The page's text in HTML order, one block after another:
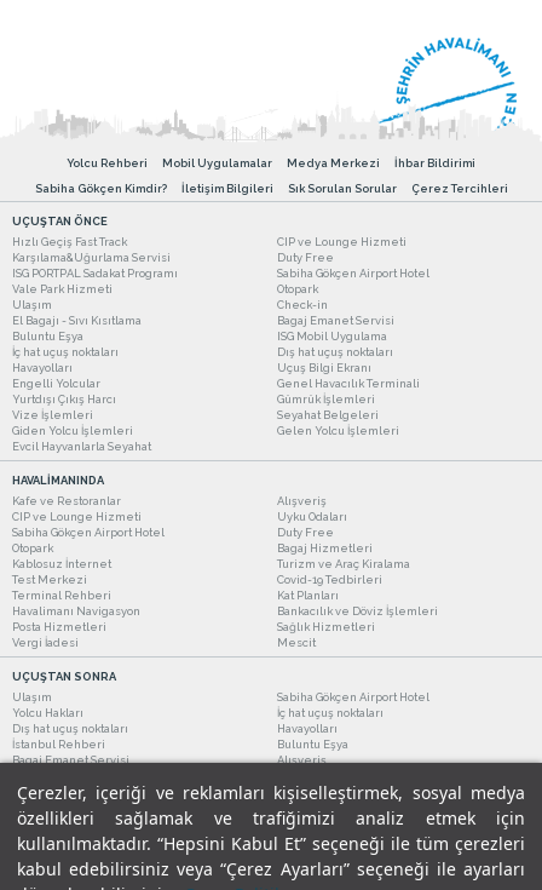
Çerezler, içeriği ve reklamları kişiselleştirmek, sosyal medya
özellikleri sağlamak ve trafiğimizi analiz etmek için
kullanılmaktadır. “Hepsini Kabul Et” seçeneği ile tüm çerezleri
kabul edebilirsiniz veya “Çerez Ayarları” seçeneği ile ayarları
Yolcu Rehberi Mobil Uygulamalar Medya Merkezi
İhbar Bildirimi
Sabiha Gökçen Kimdir?
İletişim Bilgileri Sık Sorulan Sorular Çerez Tercihleri
UÇUŞTAN ÖNCE
Hızlı Geçiş Fast Track
CIP ve Lounge Hizmeti
Karşılama&Uğurlama Servisi
Duty Free
ISG PORTPAL Sadakat Programı
Sabiha Gökçen Airport Hotel
Vale Park Hizmeti
Otopark
Ulaşım
Check-in
El Bagajı - Sıvı Kısıtlama
Bagaj Emanet Servisi
Buluntu Eşya
ISG Mobil Uygulama
İç hat uçuş noktaları
Dış hat uçuş noktaları
Havayolları
Uçuş Bilgi Ekranı
Engelli Yolcular
Genel Havacılık Terminali
Yurtdışı Çıkış Harcı
Gümrük İşlemleri
Vize İşlemleri
Seyahat Belgeleri
Giden Yolcu İşlemleri
Gelen Yolcu İşlemleri
Evcil Hayvanlarla Seyahat
HAVALİMANINDA
Kafe ve Restoranlar
Alışveriş
CIP ve Lounge Hizmeti
Uyku Odaları
Sabiha Gökçen Airport Hotel
Duty Free
Otopark
Bagaj Hizmetleri
Kablosuz İnternet
Turizm ve Araç Kiralama
Test Merkezi
Covid-19 Tedbirleri
Terminal Rehberi
Kat Planları
Havalimanı Navigasyon
Bankacılık ve Döviz İşlemleri
Posta Hizmetleri
Sağlık Hizmetleri
Vergi İadesi
Mescit
UÇUŞTAN SONRA
Ulaşım
Sabiha Gökçen Airport Hotel
Yolcu Hakları
İç hat uçuş noktaları
Dış hat uçuş noktaları
Havayolları
İstanbul Rehberi
Buluntu Eşya
Bagaj Emanet Servisi
Alışveriş